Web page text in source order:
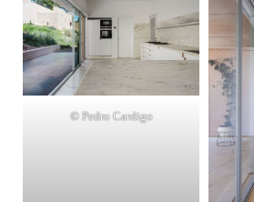
© Pedro Cardigo